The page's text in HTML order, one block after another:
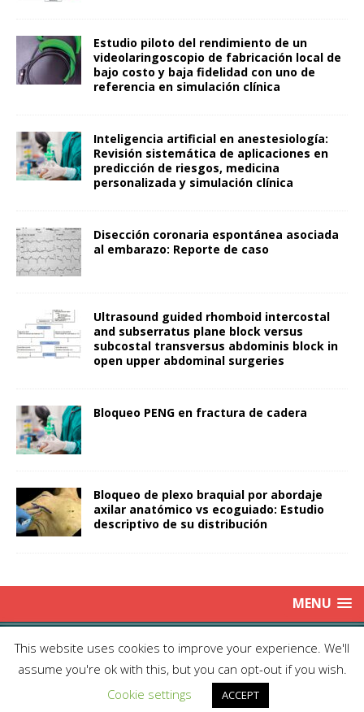
Estudio piloto del rendimiento de un
videolaringoscopio de fabricación local de
bajo costo y baja fidelidad con uno de
referencia en simulación clínica
Inteligencia artificial en anestesiología:
Revisión sistemática de aplicaciones en
predicción de riesgos, medicina
personalizada y simulación clínica
Disección coronaria espontánea asociada
al embarazo: Reporte de caso
Ultrasound guided rhomboid intercostal
and subserratus plane block versus
subcostal transversus abdominis block in
open upper abdominal surgeries
Bloqueo PENG en fractura de cadera
Bloqueo de plexo braquial por abordaje
axilar anatómico vs ecoguiado: Estudio
descriptivo de su distribución
MENU
Copyright © 2025 | Publicación Oficial de la Sociedad de Médicos
Anestesiólogos de Chile| Enviar Email
| Producción: Editorial Iku
Ltda.| This work is licensed under Creative Commons Attribution 4.0
International
This website uses cookies to improve your experience. We'll
assume you're ok with this, but you can opt-out if you wish.
Cookie settings
ACCEPT